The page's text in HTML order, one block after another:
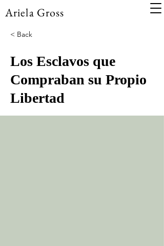
Ariela Gross
< Back
Los Esclavos que
Compraban su Propio
Libertad